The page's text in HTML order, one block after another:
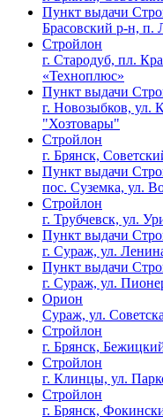
Пункт выдачи
Брасовский р-н, п.
Стройлон
г. Стародуб, пл.
«Техноплюс»
Пункт выдачи
г. Новозыбков, ул.
"Хозтовары"
Стройлон
г. Брянск,
Пункт выдачи
пос. Суземка, ул.
Стройлон
г. Трубчевск, ул.
Пункт выдачи
г. Сураж, ул.
Пункт выдачи
г. Сураж, ул.
Орион
Сураж, ул.
Стройлон
г. Брянск,
Стройлон
г. Клинцы, ул.
Стройлон
г. Брянск,